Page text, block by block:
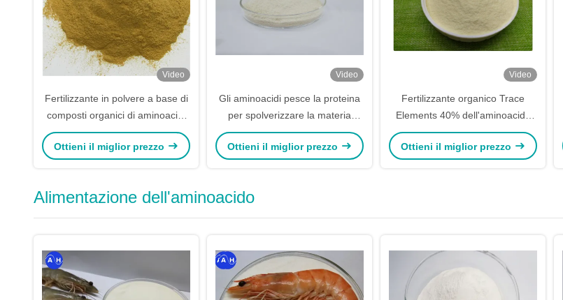
Video
Fertilizzante in polvere a base di
composti organici di aminoacidi
30% 40% 45% 50% 60% 70%
80%
Ottieni il miglior prezzo
Video
Gli aminoacidi pesce la proteina
per spolverizzare la materia
prima per l'industria del
fertilizzante
Ottieni il miglior prezzo
Video
Fertilizzante organico Trace
Elements 40% dell'aminoacido
amminico di PH7
Ottieni il miglior prezzo
Alimentazione dell'aminoacido